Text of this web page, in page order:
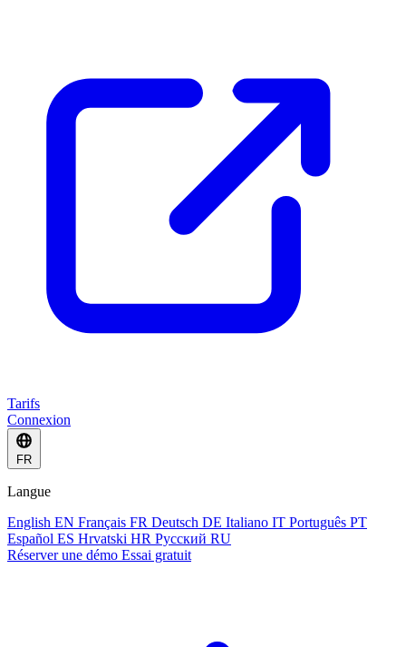
Tarifs
Connexion
FR
Langue
English EN Français FR Deutsch DE Italiano IT Português PT
Español ES Hrvatski HR Русский RU
Réserver une démo Essai gratuit